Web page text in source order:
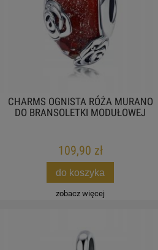
CHARMS OGNISTA RÓŻA MURANO
DO BRANSOLETKI MODUŁOWEJ
109,90 zł
do koszyka
zobacz więcej